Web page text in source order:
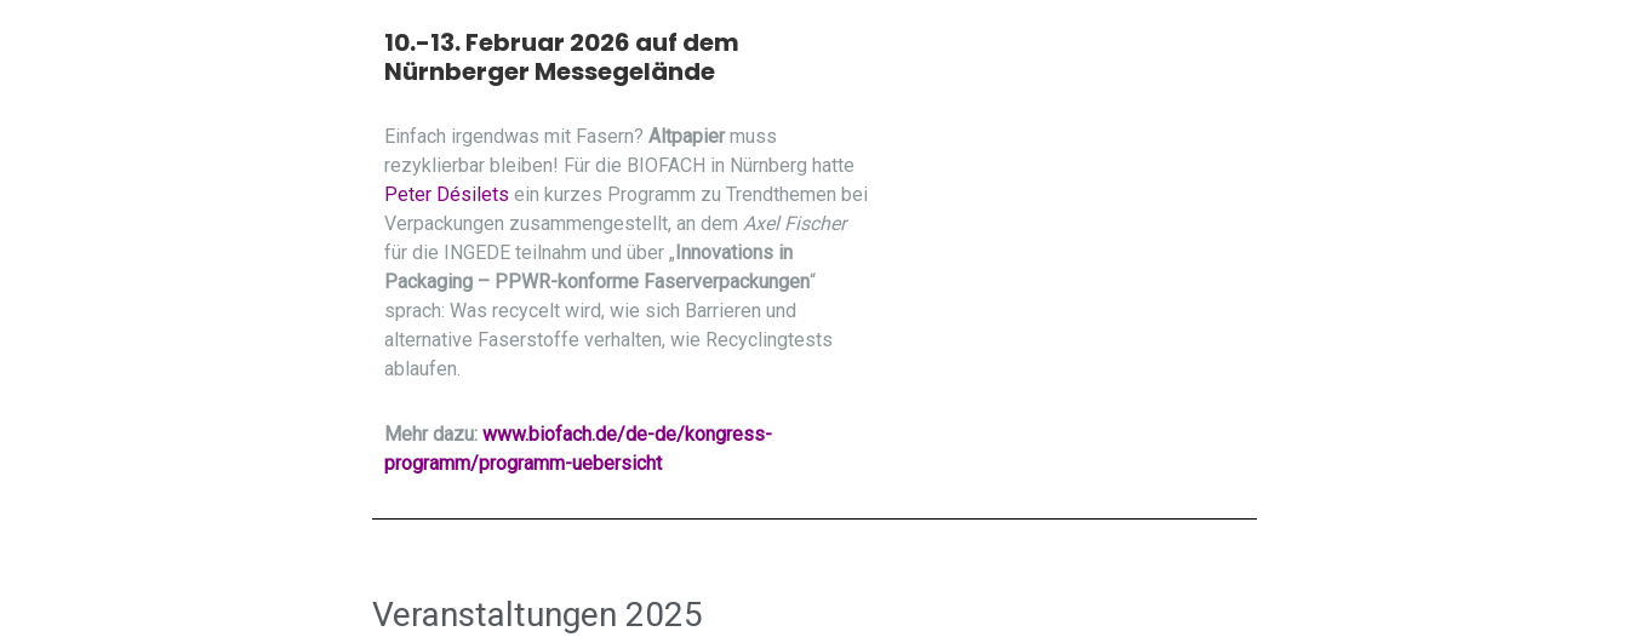
10.-13. Februar 2026 auf dem
Nürnberger Messegelände
Einfach irgendwas mit Fasern? Altpapiermuss
rezyklierbar bleiben! Für die BIOFACH in Nürnberg hatte
Peter Désilets ein kurzes Programm zu Trendthemen bei
Verpackungen zusammengestellt, an dem Axel Fischer
für die INGEDE teilnahm und über „ Innovations in
Packaging – PPWR-konforme Faserverpackungen“
sprach: Was recycelt wird, wie sich Barrieren und
alternative Faserstoffe verhalten, wie Recyclingtests
ablaufen.
Mehr dazu: www.biofach.de/de-de/kongress-
programm/programm-uebersicht
Veranstaltungen 2025